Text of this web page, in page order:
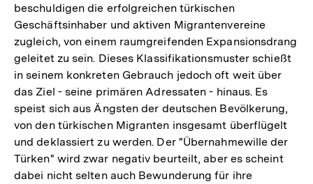
beschuldigen die erfolgreichen türkischen
Geschäftsinhaber und aktiven Migrantenvereine
zugleich, von einem raumgreifenden Expansionsdrang
geleitet zu sein. Dieses Klassifikationsmuster schießt
in seinem konkreten Gebrauch jedoch oft weit über
das Ziel - seine primären Adressaten - hinaus. Es
speist sich aus Ängsten der deutschen Bevölkerung,
von den türkischen Migranten insgesamt überflügelt
und deklassiert zu werden. Der "Übernahmewille der
Türken" wird zwar negativ beurteilt, aber es scheint
dabei nicht selten auch Bewunderung für ihre